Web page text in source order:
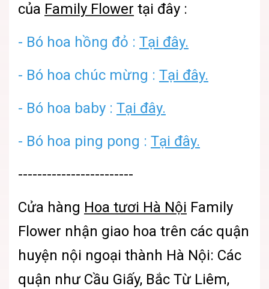
của Family Flower tại đây :
- Bó hoa hồng đỏ : Tại đây.
- Bó hoa chúc mừng : Tại đây.
- Bó hoa baby : Tại đây.
- Bó hoa ping pong : Tại đây.
------------------------
Cửa hàng Hoa tươi Hà Nội Family
Flower nhận giao hoa trên các quận
huyện nội ngoại thành Hà Nội: Các
quận như Cầu Giấy, Bắc Từ Liêm,